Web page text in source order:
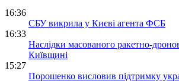
16:36
СБУ викрила у Києві агента ФСБ
16:33
Наслідки масованого ракетно-
Київщині
15:27
Порошенко висловив підтримку